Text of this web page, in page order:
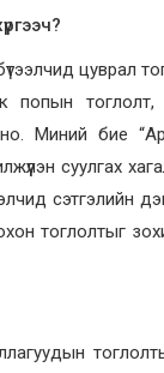
цуврал
тоглолт,
Миний бие
суулгах
сэтгэлийн
тоглолтыг